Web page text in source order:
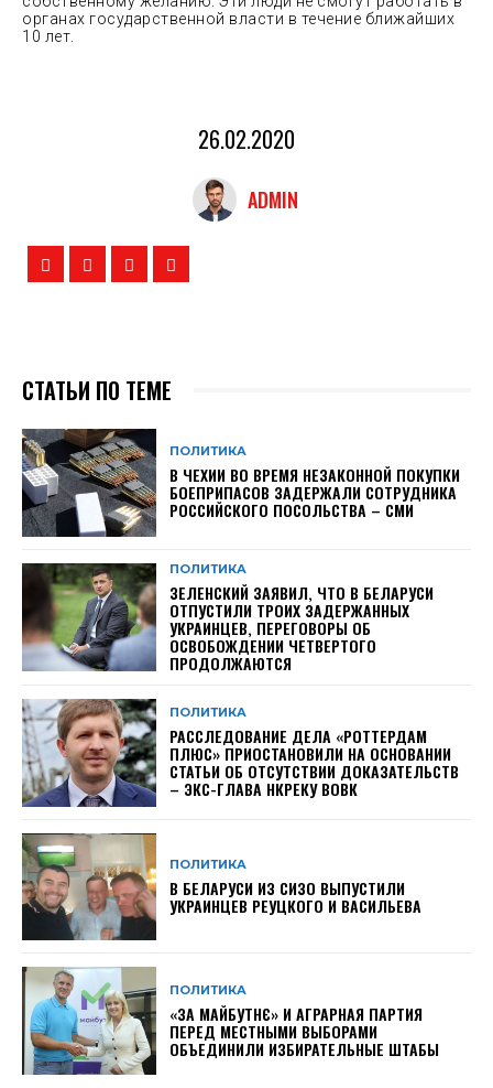
органах государственной власти в течение ближайших
10 лет.
26.02.2020
ADMIN
СТАТЬИ ПО ТЕМЕ
ПОЛИТИКА
В ЧЕХИИ ВО ВРЕМЯ НЕЗАКОННОЙ ПОКУПКИ
БОЕПРИПАСОВ ЗАДЕРЖАЛИ СОТРУДНИКА
РОССИЙСКОГО ПОСОЛЬСТВА – СМИ
ПОЛИТИКА
ЗЕЛЕНСКИЙ ЗАЯВИЛ, ЧТО В БЕЛАРУСИ
ОТПУСТИЛИ ТРОИХ ЗАДЕРЖАННЫХ
УКРАИНЦЕВ, ПЕРЕГОВОРЫ ОБ
ОСВОБОЖДЕНИИ ЧЕТВЕРТОГО
ПРОДОЛЖАЮТСЯ
ПОЛИТИКА
РАССЛЕДОВАНИЕ ДЕЛА «РОТТЕРДАМ
ПЛЮС» ПРИОСТАНОВИЛИ НА ОСНОВАНИИ
СТАТЬИ ОБ ОТСУТСТВИИ ДОКАЗАТЕЛЬСТВ
– ЭКС-ГЛАВА НКРЕКУ ВОВК
ПОЛИТИКА
В БЕЛАРУСИ ИЗ СИЗО ВЫПУСТИЛИ
УКРАИНЦЕВ РЕУЦКОГО И ВАСИЛЬЕВА
ПОЛИТИКА
«ЗА МАЙБУТНЄ» И АГРАРНАЯ ПАРТИЯ
ПЕРЕД МЕСТНЫМИ ВЫБОРАМИ
ОБЪЕДИНИЛИ ИЗБИРАТЕЛЬНЫЕ ШТАБЫ